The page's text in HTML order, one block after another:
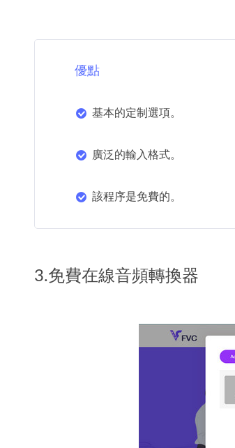
優點
基本的定制選項。
廣泛的輸入格式。
該程序是免費的。
3.免費在線音頻轉換器